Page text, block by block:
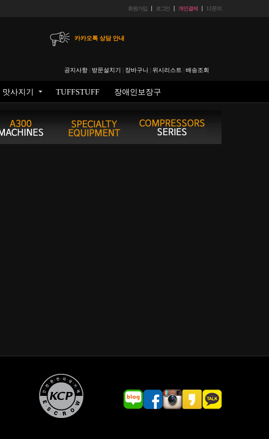
회원가입 로그인 개인결제 1:1문의
카카오톡 상담 안내
공지사항 방문설치기 장바구니 위시리스트 배송조회
맛사지기 TUFFSTUFF 장애인보장구